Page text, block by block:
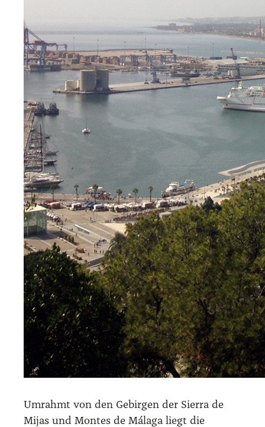
Umrahmt von den Gebir­gen der Sier­ra de
Mijas und Mon­tes de Mála­ga liegt die